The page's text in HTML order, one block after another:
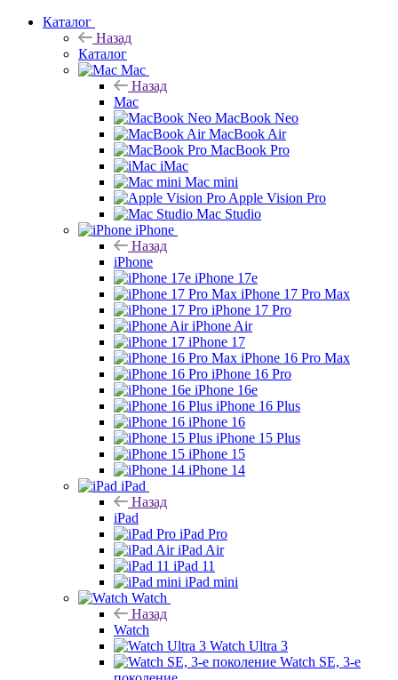
Каталог
Назад
Каталог
Mac
Назад
Mac
MacBook Neo
MacBook Air
MacBook Pro
iMac
Mac mini
Apple Vision Pro
Mac Studio
iPhone
Назад
iPhone
iPhone 17e
iPhone 17 Pro Max
iPhone 17 Pro
iPhone Air
iPhone 17
iPhone 16 Pro Max
iPhone 16 Pro
iPhone 16e
iPhone 16 Plus
iPhone 16
iPhone 15 Plus
iPhone 15
iPhone 14
iPad
Назад
iPad
iPad Pro
iPad Air
iPad 11
iPad mini
Watch
Назад
Watch
Watch Ultra 3
Watch SE, 3-е